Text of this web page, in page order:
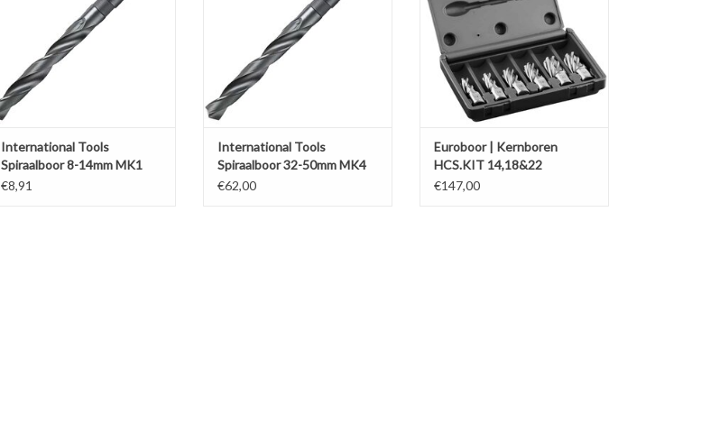
International Tools
Spiraalboor 8-14mm MK1
€8,91
International Tools
Spiraalboor 32-50mm MK4
€62,00
TOEVOEGEN AAN WINKELWAGEN
Euroboor | Kernboren
HCS.KIT 14,18&22
€147,00